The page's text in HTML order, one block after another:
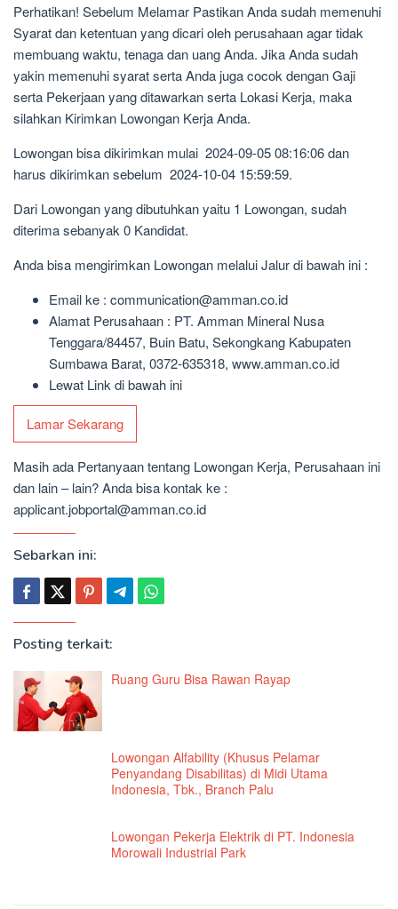
Perhatikan! Sebelum Melamar Pastikan Anda sudah memenuhi
Syarat dan ketentuan yang dicari oleh perusahaan agar tidak
membuang waktu, tenaga dan uang Anda. Jika Anda sudah
yakin memenuhi syarat serta Anda juga cocok dengan Gaji
serta Pekerjaan yang ditawarkan serta Lokasi Kerja, maka
silahkan Kirimkan Lowongan Kerja Anda.
Lowongan bisa dikirimkan mulai 2024-09-05 08:16:06 dan
harus dikirimkan sebelum 2024-10-04 15:59:59.
Dari Lowongan yang dibutuhkan yaitu 1 Lowongan, sudah
diterima sebanyak 0 Kandidat.
Anda bisa mengirimkan Lowongan melalui Jalur di bawah ini :
Email ke : communication@amman.co.id
Alamat Perusahaan : PT. Amman Mineral Nusa
Tenggara/84457, Buin Batu, Sekongkang Kabupaten
Sumbawa Barat, 0372-635318, www.amman.co.id
Lewat Link di bawah ini
Lamar Sekarang
Masih ada Pertanyaan tentang Lowongan Kerja, Perusahaan ini
dan lain – lain? Anda bisa kontak ke :
applicant.jobportal@amman.co.id
Sebarkan ini:
Posting terkait:
Ruang Guru Bisa Rawan Rayap
Lowongan Alfability (Khusus Pelamar
Penyandang Disabilitas) di Midi Utama
Indonesia, Tbk., Branch Palu
Lowongan Pekerja Elektrik di PT. Indonesia
Morowali Industrial Park